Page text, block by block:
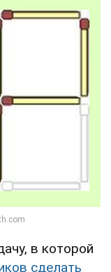
в которой
сделать